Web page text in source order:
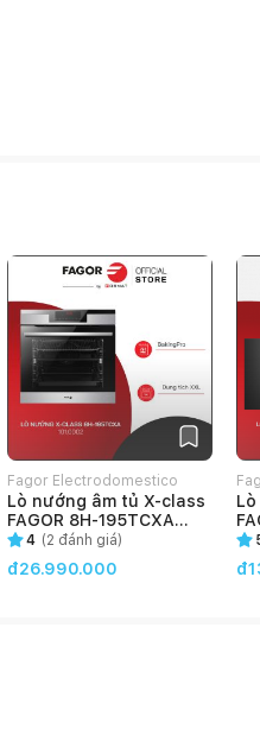
Fagor Electrodomestico
VietNam
Lò nướng âm tủ X-class
FAGOR 8H-195TCXA
(101.0002)
4 (2 đánh giá)
đ26.990.000